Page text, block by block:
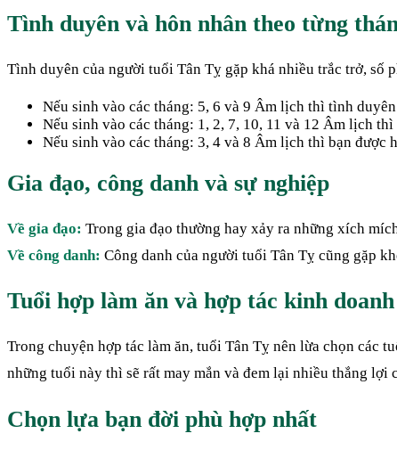
Tình duyên và hôn nhân theo từng
Tình duyên của người tuổi Tân Tỵ gặp khá nhiều trắc trở,
Nếu sinh vào các tháng: 5, 6 và 9 Âm lịch thì tình
Nếu sinh vào các tháng: 1, 2, 7, 10, 11 và 12 Âm lịch
Nếu sinh vào các tháng: 3, 4 và 8 Âm lịch thì bạn
Gia đạo, công danh và sự nghiệp
Về gia đạo: Trong gia đạo thường hay xảy ra những xích
Về công danh: Công danh của người tuổi Tân Tỵ cũng gặp
Tuổi hợp làm ăn và hợp tác kinh doanh
Trong chuyện hợp tác làm ăn, tuổi Tân Tỵ nên lừa chọn các
những tuổi này thì sẽ rất may mắn và đem lại nhiều thắng lợi
Chọn lựa bạn đời phù hợp nhất